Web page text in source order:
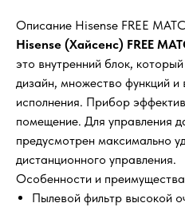
Описание Hisense FREE
Hisense (Хайсенс) FREE
это внутренний блок,
дизайн, множество функций и
исполнения. Прибор
помещение. Для управления
предусмотрен максимально
дистанционного управления.
Особенности и
Пылевой фильтр высокой